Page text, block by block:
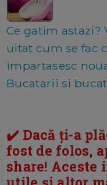
Ce gatim astazi?
uitat cum se fac
impartasesc
Bucatarii si
✔️ Dacă ți-a
fost de folos,
share!